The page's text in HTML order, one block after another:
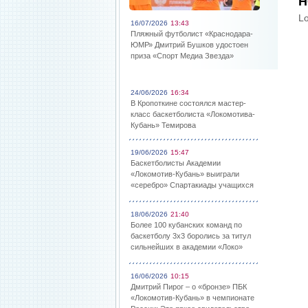
16/07/2026 13:43
Пляжный футболист «Краснодара-
ЮМР» Дмитрий Бушков удостоен
приза «Спорт Медиа Звезда»
24/06/2026 16:34
В Кропоткине состоялся мастер-
класс баскетболиста «Локомотива-
Кубань» Темирова
19/06/2026 15:47
Баскетболисты Академии
«Локомотив-Кубань» выиграли
«серебро» Спартакиады учащихся
18/06/2026 21:40
Более 100 кубанских команд по
баскетболу 3х3 боролись за титул
сильнейших в академии «Локо»
16/06/2026 10:15
Дмитрий Пирог – о «бронзе» ПБК
«Локомотив-Кубань» в чемпионате